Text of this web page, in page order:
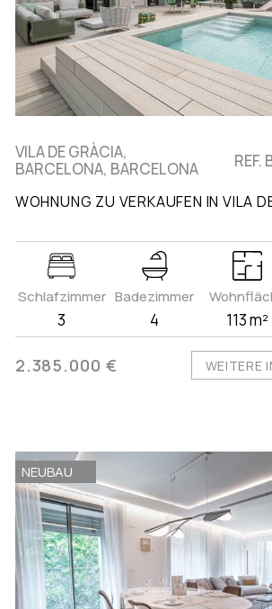
VILA DE GRÀCIA,
BARCELONA, BARCELONA
WOHNUNG ZU VERKAUFEN IN VILA
Schlafzimmer
3
Badezimmer
4 113 m²
2.385.000 € WEITERE
NEUBAU